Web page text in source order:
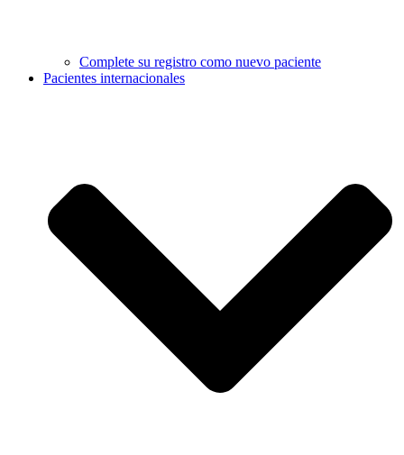
Complete su registro como nuevo paciente
Pacientes internacionales